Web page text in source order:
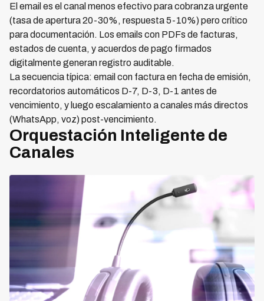
El email es el canal menos efectivo para cobranza urgente
(tasa de apertura 20-30%, respuesta 5-10%) pero crítico
para documentación. Los emails con PDFs de facturas,
estados de cuenta, y acuerdos de pago firmados
digitalmente generan registro auditable.
La secuencia típica: email con factura en fecha de emisión,
recordatorios automáticos D-7, D-3, D-1 antes de
vencimiento, y luego escalamiento a canales más directos
(WhatsApp, voz) post-vencimiento.
Orquestación Inteligente de
Canales